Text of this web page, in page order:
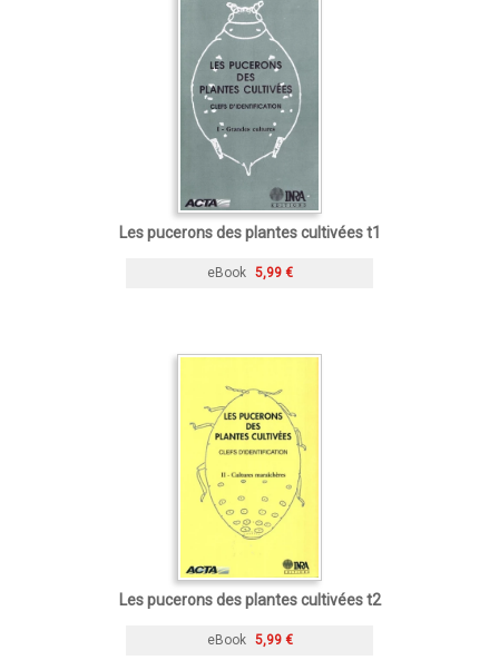
Les pucerons des plantes cultivées t1
eBook 5,99 €
Les pucerons des plantes cultivées t2
eBook 5,99 €